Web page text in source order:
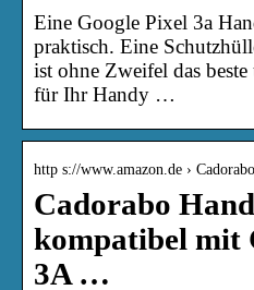
Eine Google Pixel 3a
praktisch. Eine
ist ohne Zweifel das
für Ihr Handy …
http s://www.amazon.de ›
Cadorabo
kompatibel mit
3A …